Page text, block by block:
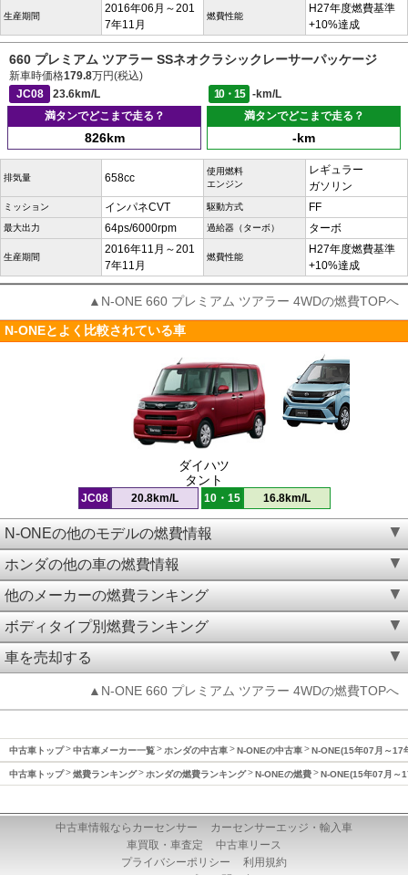
生産期間
2016年06月～201
7年11月
燃費性能
H27年度燃費基準
+10%達成
660 プレミアム ツアラー SSネオクラシックレーサーパッケージ
新車時価格179.8万円(税込)
JC08
23.6km/L 10・15
-km/L
満タンでどこまで走る？
826km
満タンでどこまで走る？
-km
排気量 658cc
使用燃料
エンジン
レギュラー
ガソリン
ミッション インパネCVT 駆動方式 FF
最大出力 64ps/6000rpm 過給器（ターボ） ターボ
生産期間
2016年11月～201
7年11月
燃費性能
H27年度燃費基準
+10%達成
▲N-ONE 660 プレミアム ツアラー 4WDの燃費TOPへ
N-ONEとよく比較されている車
ダイハツ
タント
JC08 20.8km/L 10・15 16.8km/L
N-ONEの他のモデルの燃費情報
ホンダの他の車の燃費情報
他のメーカーの燃費ランキング
ボディタイプ別燃費ランキング
車を売却する
▲N-ONE 660 プレミアム ツアラー 4WDの燃費TOPへ
中古車トップ 中古車メーカー一覧 ホンダの中古車 N-ONEの中古車 N-ONE(15年07月～17
中古車トップ 燃費ランキング ホンダの燃費ランキング N-ONEの燃費 N-ONE(15年07月～
中古車情報ならカーセンサー
カーセンサーエッジ・輸入車
車買取・車査定
中古車リース
プライバシーポリシー
利用規約